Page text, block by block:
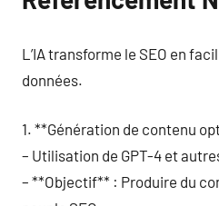
L’IA transforme le SEO en
données.
1. **Génération de contenu
– Utilisation de GPT-4 et
– **Objectif** : Produire du